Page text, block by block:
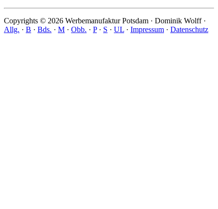
Copyrights © 2026 Werbemanufaktur Potsdam · Dominik Wolff ·
Allg. · B · Bds. · M · Obb. · P· S · UL · Impressum · Datenschutz